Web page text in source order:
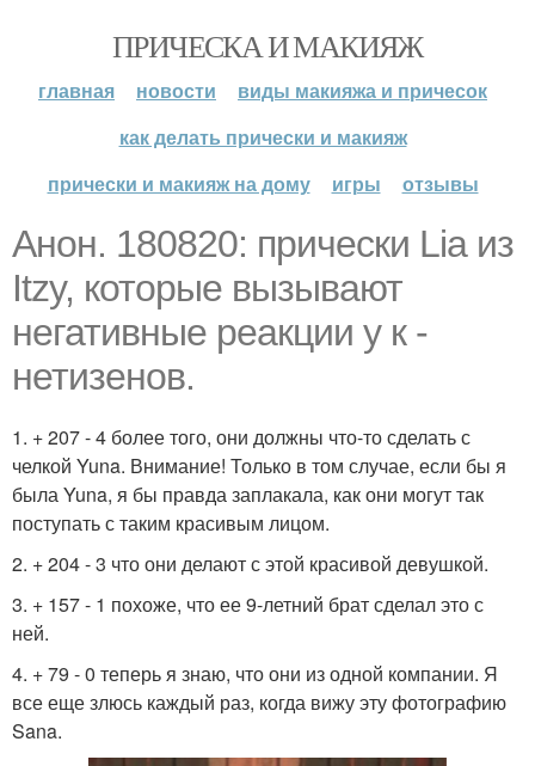
ПРИЧЕСКА И МАКИЯЖ
главная новости
виды макияжа и причесок
как делать прически и макияж
прически и макияж на дому
игры отзывы
Анон. 180820: прически Lia из
Itzy, которые вызывают
негативные реакции у к -
нетизенов.
1. + 207 - 4 более того, они должны что-то сделать с
челкой Yuna. Внимание! Только в том случае, если бы я
была Yuna, я бы правда заплакала, как они могут так
поступать с таким красивым лицом.
2. + 204 - 3 что они делают с этой красивой девушкой.
3. + 157 - 1 похоже, что ее 9-летний брат сделал это с
ней.
4. + 79 - 0 теперь я знаю, что они из одной компании. Я
все еще злюсь каждый раз, когда вижу эту фотографию
Sana.